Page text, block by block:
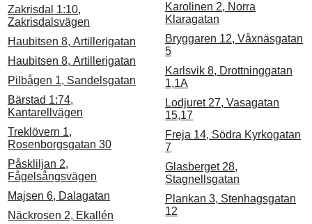
Zakrisdal 1:10,
Zakrisdalsvägen
Haubitsen 8, Artillerigatan
Haubitsen 8, Artillerigatan
Pilbågen 1, Sandelsgatan
Bärstad 1:74,
Kantarellvägen
Treklövern 1,
Rosenborgsgatan 30
Påskliljan 2,
Fågelsångsvägen
Majsen 6, Dalagatan
Näckrosen 2, Ekallén
Karolinen 2, Norra
Klaragatan
Bryggaren 12, Våxnäsgatan
5
Karlsvik 8, Drottninggatan
1,1A
Lodjuret 27, Vasagatan
15,17
Freja 14, Södra Kyrkogatan
7
Glasberget 28,
Stagnellsgatan
Plankan 3, Stenhagsgatan
12